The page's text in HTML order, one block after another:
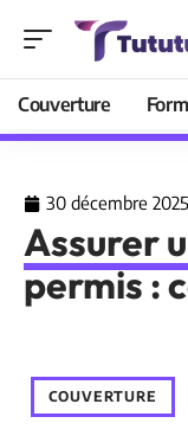
Couverture
30 décembre 2025
Assurer
permis :
COUVERTURE